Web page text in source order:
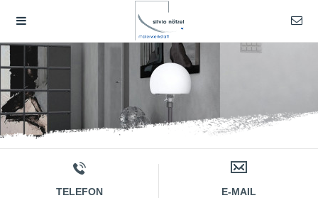
TELEFON E-MAIL